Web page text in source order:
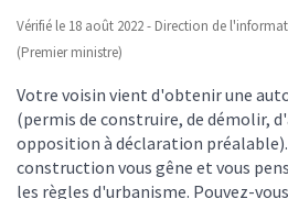
Vérifié le 18 août 2022 - Direction de
(Premier ministre)
Votre voisin vient d'obtenir une
(permis de construire, de démolir,
opposition à déclaration
construction vous gêne et vous
les règles d'urbanisme. Pouvez-